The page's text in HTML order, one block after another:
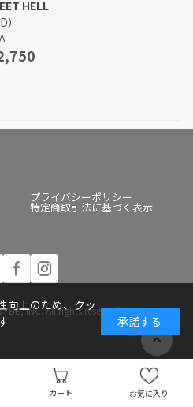
カート お気に入り
HELL
）
プライバシーポリシー
特定商取引法に基づく表示
INC. All rights reserved.
向上のため、クッ
承諾する